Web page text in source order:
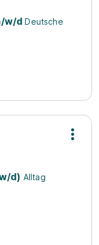
w/d Deutsche
d) Alltag